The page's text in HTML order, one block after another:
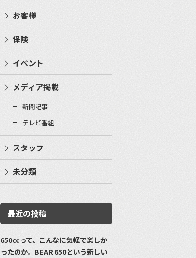
お客様
保険
イベント
メディア掲載
新聞記事
テレビ番組
スタッフ
未分類
最近の投稿
650ccって、こんなに気軽で楽しか
ったのか。BEAR 650という新しい